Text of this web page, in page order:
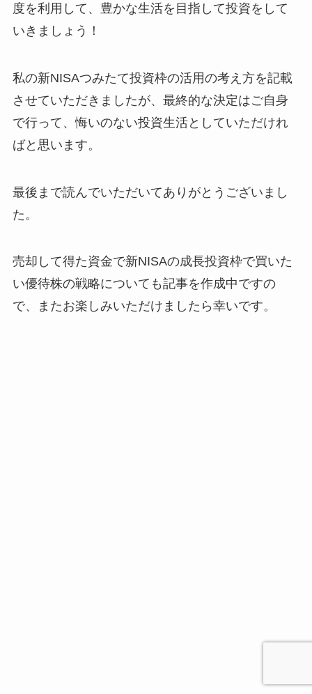
度を利用して、豊かな生活を目指して投資をして
いきましょう！
私の新NISAつみたて投資枠の活用の考え方を記載
させていただきましたが、最終的な決定はご自身
で行って、悔いのない投資生活としていただけれ
ばと思います。
最後まで読んでいただいてありがとうございまし
た。
売却して得た資金で新NISAの成長投資枠で買いた
い優待株の戦略についても記事を作成中ですの
で、またお楽しみいただけましたら幸いです。